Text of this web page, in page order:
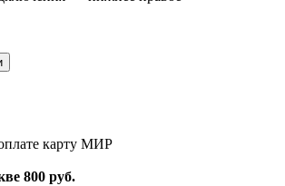
карту МИР
800 руб.